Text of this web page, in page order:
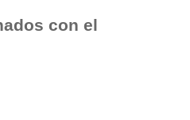
con el